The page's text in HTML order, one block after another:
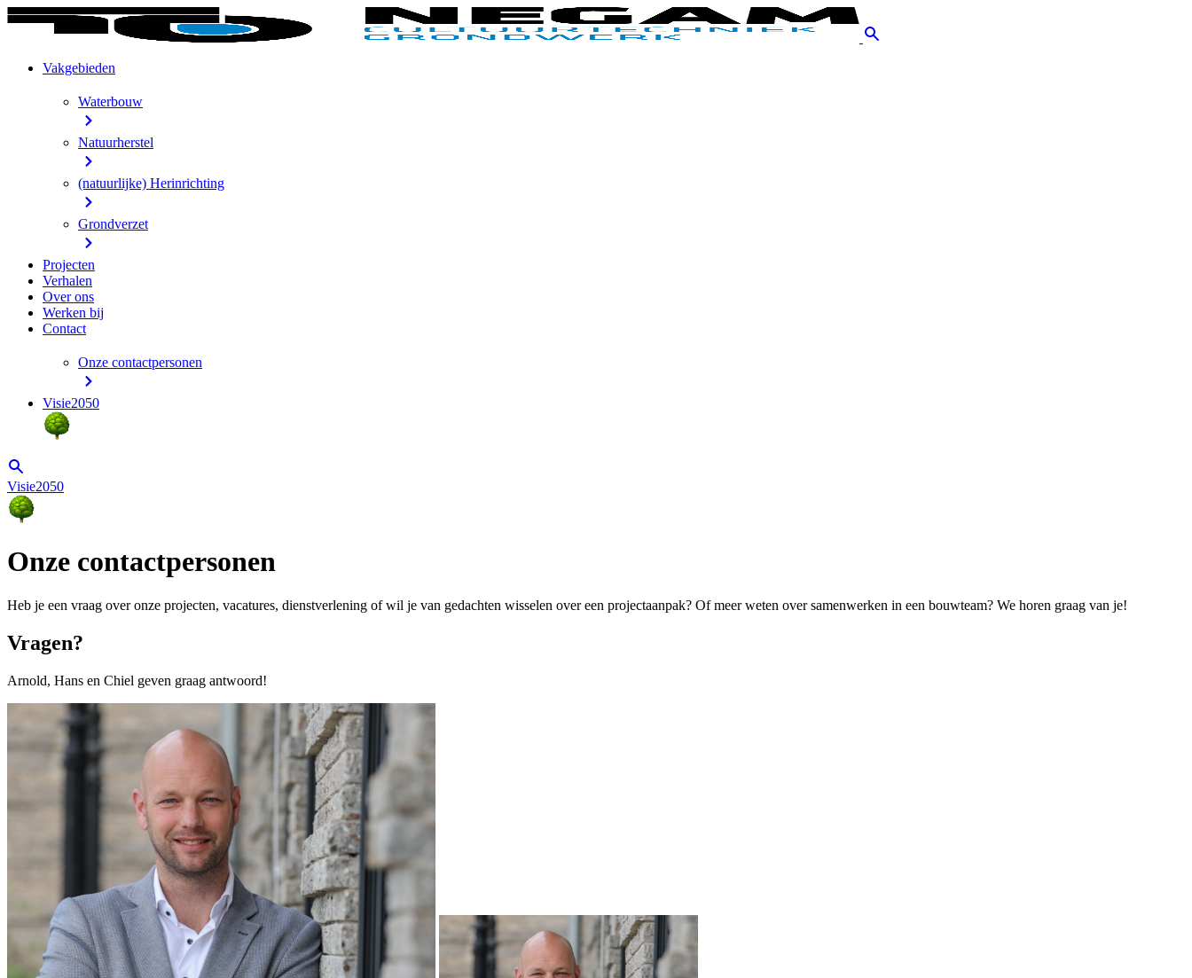
Vakgebieden
Waterbouw
Natuurherstel
(natuurlijke) Herinrichting
Grondverzet
Projecten
Verhalen
Over ons
Werken bij
Contact
Onze contactpersonen
Visie2050
Visie2050
Onze contactpersonen
Heb je een vraag over onze projecten, vacatures, dienstverlening of wil je van gedachten wisselen over een projectaanpak? Of meer weten over samenwerken in een bouwteam? We horen graag van je!
Vragen?
Arnold, Hans en Chiel geven graag antwoord!